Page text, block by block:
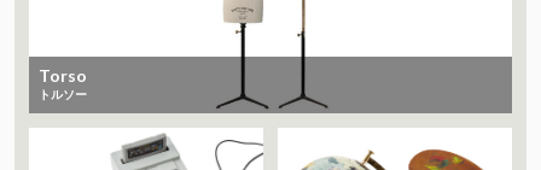
Torso
トルソー